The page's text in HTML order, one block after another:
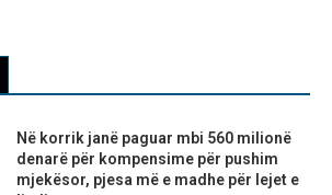
Në korrik janë paguar mbi 560 milionë
denarë për kompensime për pushim
mjekësor, pjesa më e madhe për lejet e